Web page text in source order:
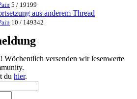
5 / 19199
aus anderem Thread
10 / 149342
Wöchentlich versenden wir lesenwerte
du hier.